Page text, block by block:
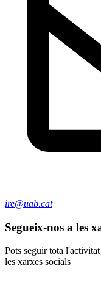
ire@uab.cat
Segueix-nos a les
Pots seguir tota
les xarxes socials